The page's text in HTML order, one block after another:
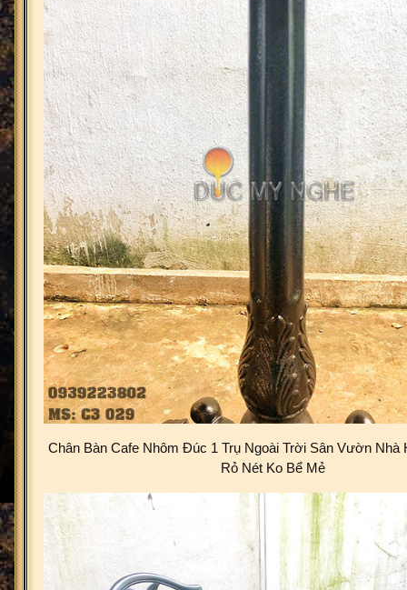
Chân Bàn Cafe Nhôm Đúc 1 Trụ Ngoài Trời Sân Vườn Nhà
Rỏ Nét Ko Bể Mẻ